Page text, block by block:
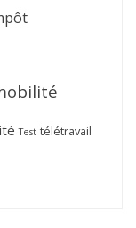
Test télétravail